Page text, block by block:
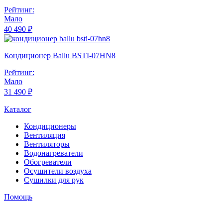
Рейтинг:
Мало
40 490 ₽
Кондиционер Ballu BSTI-07HN8
Рейтинг:
Мало
31 490 ₽
Каталог
Кондиционеры
Вентиляция
Вентиляторы
Водонагреватели
Обогреватели
Осушители воздуха
Сушилки для рук
Помощь